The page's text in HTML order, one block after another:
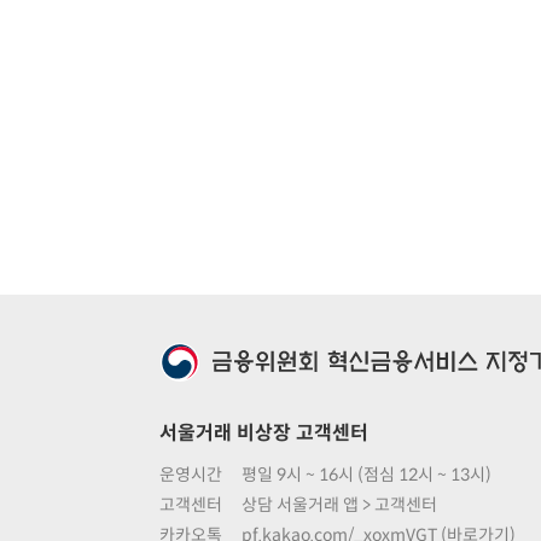
서울거래 비상장 고객센터
운영시간
평일 9시 ~ 16시 (점심 12시 ~ 13시)
고객센터
상담 서울거래 앱 > 고객센터
카카오톡
pf.kakao.com/_xoxmVGT (바로가기)